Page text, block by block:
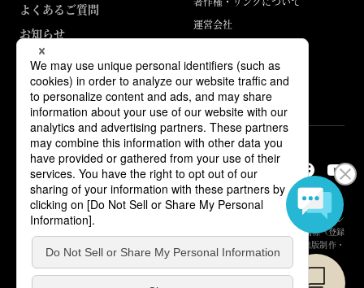
よくあるご質問
お知らせ
運営会社
ABJマークは、この電子書店・電子書籍配信サービスが、著作権者からコン
テンツ使用許諾を得た正規版配信サービスであることを示す登録商標（登録
番号 第6091713号）です。詳しくは［ABJマーク］または［電子出版制作・
流通協議会］で検索してください。